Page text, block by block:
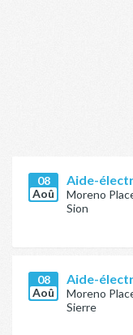
08
Aoû
Aide-
Moreno
Sion
08
Aoû
Aide-
Moreno
Sierre